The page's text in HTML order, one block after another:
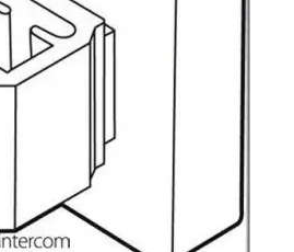
en el carrito.